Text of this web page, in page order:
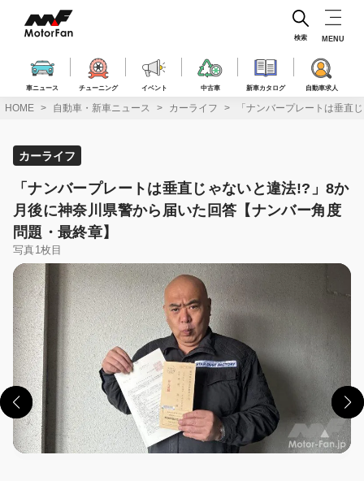
ス
車ニュース チューニング イベント 中古車 新車カタログ 自動車求人
検索 MENU
HOME 自動車・新車ニュース カーライフ 「ナンバープレートは垂直
カーライフ
「ナンバープレートは垂直じゃないと違法!?」8か
月後に神奈川県警から届いた回答【ナンバー角度
問題・最終章】
写真1枚目